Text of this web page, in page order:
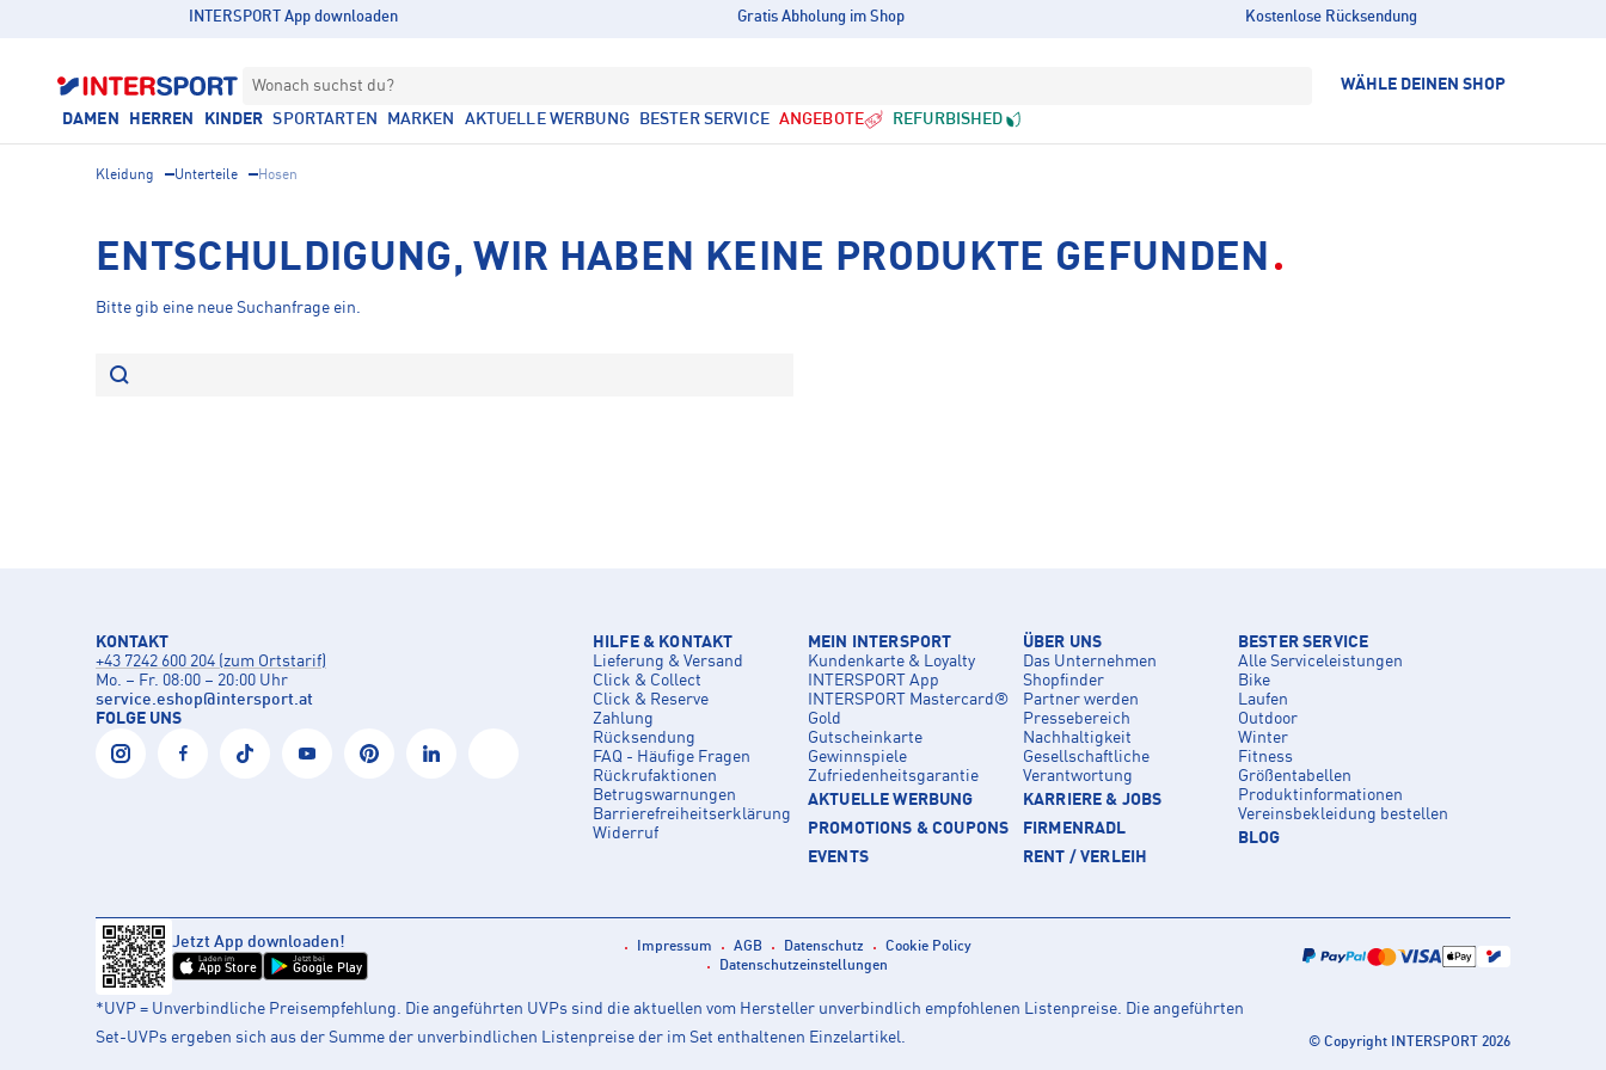
INTERSPORT App downloaden Gratis Abholung im Shop Kostenlose Rücksendung
Wonach suchst du? WÄHLE DEINEN SHOP
DAMEN HERREN KINDER SPORTARTEN MARKEN AKTUELLE WERBUNG BESTER SERVICE ANGEBOTE REFURBISHED
Kleidung Unterteile Hosen
ENTSCHULDIGUNG, WIR HABEN KEINE PRODUKTE GEFUNDEN
Bitte gib eine neue Suchanfrage ein.
KONTAKT
+43 7242 600 204 (zum Ortstarif)
Mo. – Fr. 08:00 – 20:00 Uhr
service.eshop@intersport.at
FOLGE UNS
HILFE & KONTAKT
Lieferung & Versand
Click & Collect
Click & Reserve
Zahlung
Rücksendung
FAQ - Häufige Fragen
Rückrufaktionen
Betrugswarnungen
Barrierefreiheitserklärung
Widerruf
MEIN INTERSPORT
Kundenkarte & Loyalty
INTERSPORT App
INTERSPORT Mastercard®
Gold
Gutscheinkarte
Gewinnspiele
Zufriedenheitsgarantie
AKTUELLE WERBUNG
PROMOTIONS & COUPONS
EVENTS
ÜBER UNS
Das Unternehmen
Shopfinder
Partner werden
Pressebereich
Nachhaltigkeit
Gesellschaftliche
Verantwortung
KARRIERE & JOBS
FIRMENRADL
RENT / VERLEIH
BESTER SERVICE
Alle Serviceleistungen
Bike
Laufen
Outdoor
Winter
Fitness
Größentabellen
Produktinformationen
Vereinsbekleidung bestellen
BLOG
Jetzt App downloaden!
Laden im
App Store
Jetzt bei
Google Play
Impressum AGB Datenschutz
Cookie Policy
Datenschutzeinstellungen
*UVP = Unverbindliche Preisempfehlung. Die angeführten UVPs sind die aktuellen vom Hersteller unverbindlich empfohlenen Listenpreise. Die angeführten
Set-UVPs ergeben sich aus der Summe der unverbindlichen Listenpreise der im Set enthaltenen Einzelartikel.
© Copyright INTERSPORT 2026